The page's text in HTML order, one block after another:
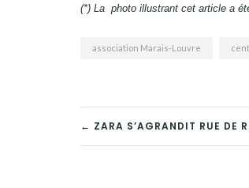
(*) La photo illustrant cet article a
association Marais-Louvre
← ZARA S’AGRANDIT RUE DE